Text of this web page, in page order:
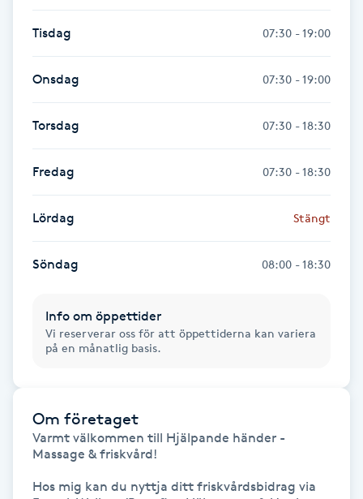
Hyaluronsyra
Hyperhidros
Hypnos
Hårborttagning
Idrottsmassage
Tisdag 07:30 - 19:00
Onsdag 07:30 - 19:00
Torsdag 07:30 - 18:30
Fredag 07:30 - 18:30
Lördag Stängt
Söndag 08:00 - 18:30
Info om öppettider
Vi reserverar oss för att öppettiderna kan variera
på en månatlig basis.
Om företaget
Varmt välkommen till Hjälpande händer -
Massage & friskvård!
Hos mig kan du nyttja ditt friskvårdsbidrag via